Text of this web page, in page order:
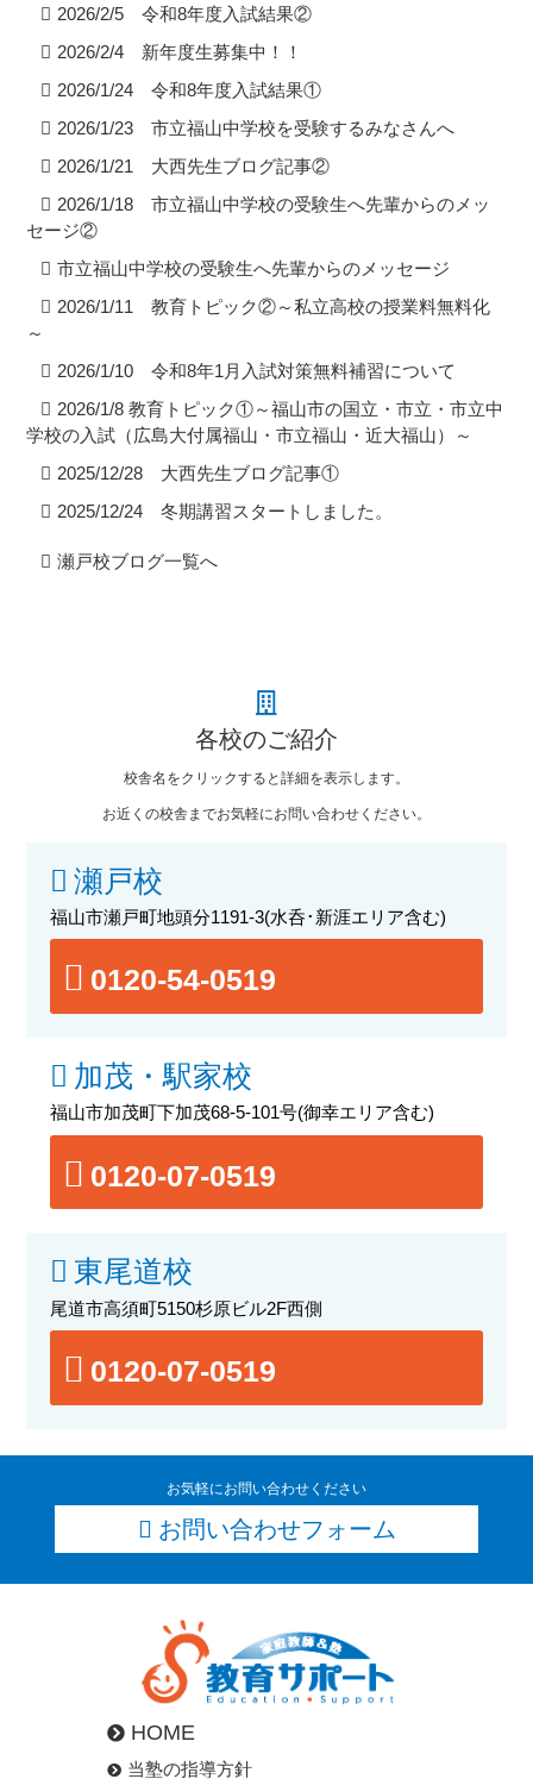
2026/2/5 令和8年度入試結果②
2026/2/4 新年度生募集中！！
2026/1/24 令和8年度入試結果①
2026/1/23 市立福山中学校を受験するみなさんへ
2026/1/21 大西先生ブログ記事②
2026/1/18 市立福山中学校の受験生へ先輩からのメッ
セージ②
市立福山中学校の受験生へ先輩からのメッセージ
2026/1/11 教育トピック②～私立高校の授業料無料化
～
2026/1/10 令和8年1月入試対策無料補習について
2026/1/8 教育トピック①～福山市の国立・市立・市立中
学校の入試（広島大付属福山・市立福山・近大福山）～
2025/12/28 大西先生ブログ記事①
2025/12/24 冬期講習スタートしました。
瀬戸校ブログ一覧へ
各校のご紹介
校舎名をクリックすると詳細を表示します。
お近くの校舎までお気軽にお問い合わせください。
瀬戸校
福山市瀬戸町地頭分1191-3(水呑･新涯エリア含む)
0120-54-0519
加茂・駅家校
福山市加茂町下加茂68-5-101号(御幸エリア含む)
0120-07-0519
東尾道校
尾道市高須町5150杉原ビル2F西側
0120-07-0519
お気軽にお問い合わせください
お問い合わせフォーム
HOME
当塾の指導方針